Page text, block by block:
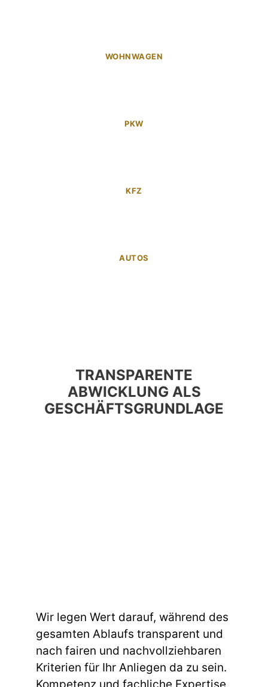
WOHNWAGEN
PKW
KFZ
AUTOS
TRANSPARENTE
ABWICKLUNG ALS
GESCHÄFTSGRUNDLAGE
Wir legen Wert darauf, während des
gesamten Ablaufs transparent und
nach fairen und nachvollziehbaren
Kriterien für Ihr Anliegen da zu sein.
Kompetenz und fachliche Expertise